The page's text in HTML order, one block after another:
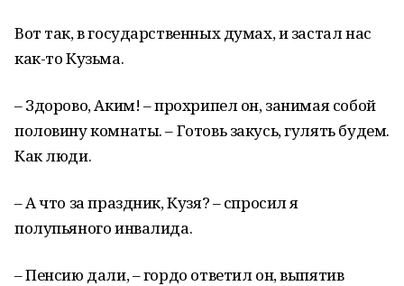
Вот так, в государственных думах, и застал нас
как-то Кузьма.
– Здорово, Аким! – прохрипел он, занимая собой
половину комнаты. – Готовь закусь, гулять будем.
Как люди.
– А что за праздник, Кузя? – спросил я
полупьяного инвалида.
– Пенсию дали, – гордо ответил он, выпятив